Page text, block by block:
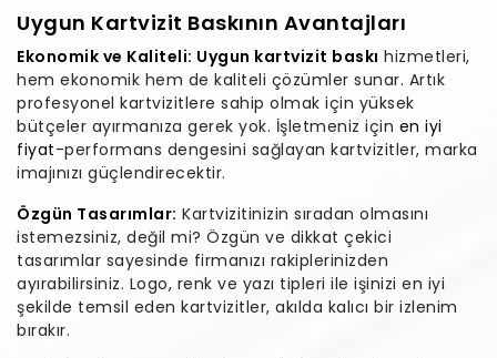
Uygun Kartvizit Baskının Avantajları
Ekonomik ve Kaliteli: Uygun kartvizit baskı hizmetleri,
hem ekonomik hem de kaliteli çözümler sunar. Artık
profesyonel kartvizitlere sahip olmak için yüksek
bütçeler ayırmanıza gerek yok. İşletmeniz için en iyi
fiyat-performans dengesini sağlayan kartvizitler, marka
imajınızı güçlendirecektir.
Özgün Tasarımlar: Kartvizitinizin sıradan olmasını
istemezsiniz, değil mi? Özgün ve dikkat çekici
tasarımlar sayesinde firmanızı rakiplerinizden
ayırabilirsiniz. Logo, renk ve yazı tipleri ile işinizi en iyi
şekilde temsil eden kartvizitler, akılda kalıcı bir izlenim
bırakır.